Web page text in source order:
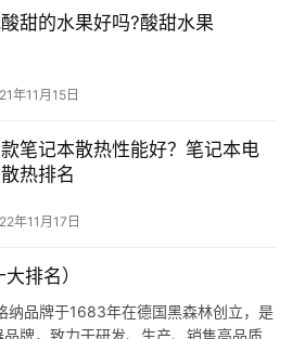
甜的水果好吗?酸甜水果
年11月15日
笔记本散热性能好？笔记本电
热排名
年11月17日
排名）
纳品牌于1683年在德国黑森林创立，是
牌，致力于研发、生产、销售高品质